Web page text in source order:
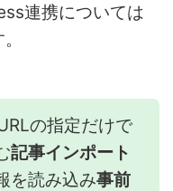
連携については
の指定だけで
記事インポート
を読み込み事前